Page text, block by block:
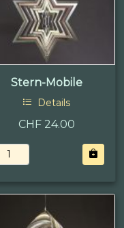
Stern-Mobile
Details
CHF 24.00